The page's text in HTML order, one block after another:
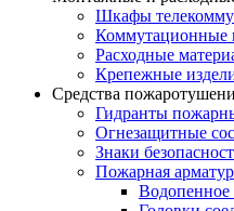
Шкафы
Коммутационные
Расходные
Крепежные
Средства
Гидранты
Огнезащитные
Знаки
Пожарная
Водопенное